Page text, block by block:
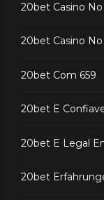
20bet Casino
20bet Casino
20bet Com 659
20bet E
20bet E Legal
20bet